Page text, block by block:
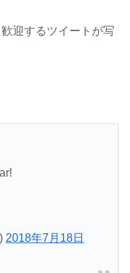
迎するツイートが写
2018年7月18日